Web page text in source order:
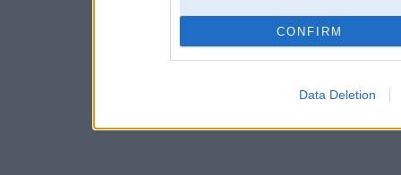
CONFIRM
Data Deletion